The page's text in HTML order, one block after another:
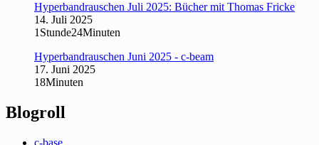
Hyperbandrauschen Juli 2025: Bücher mit Thomas Fricke
14. Juli 2025
1Stunde24Minuten
Hyperbandrauschen Juni 2025 - c-beam
17. Juni 2025
18Minuten
Blogroll
c-base